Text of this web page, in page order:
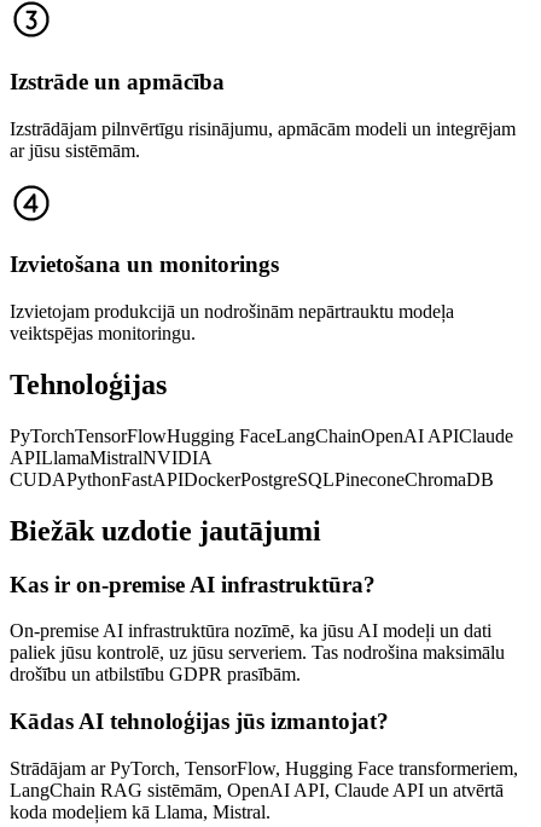
Izstrāde un apmācība
Izstrādājam pilnvērtīgu risinājumu, apmācām modeli un integrējam
ar jūsu sistēmām.
Izvietošana un monitorings
Izvietojam produkcijā un nodrošinām nepārtrauktu modeļa
veiktspējas monitoringu.
Tehnoloģijas
PyTorchTensorFlowHugging FaceLangChainOpenAI APIClaude
APILlamaMistralNVIDIA
CUDAPythonFastAPIDockerPostgreSQLPineconeChromaDB
Biežāk uzdotie jautājumi
Kas ir on-premise AI infrastruktūra?
On-premise AI infrastruktūra nozīmē, ka jūsu AI modeļi un dati
paliek jūsu kontrolē, uz jūsu serveriem. Tas nodrošina maksimālu
drošību un atbilstību GDPR prasībām.
Kādas AI tehnoloģijas jūs izmantojat?
Strādājam ar PyTorch, TensorFlow, Hugging Face transformeriem,
LangChain RAG sistēmām, OpenAI API, Claude API un atvērtā
koda modeļiem kā Llama, Mistral.